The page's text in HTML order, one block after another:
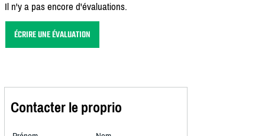
Il n'y a pas encore d'évaluations.
ÉCRIRE UNE ÉVALUATION
Contacter le proprio